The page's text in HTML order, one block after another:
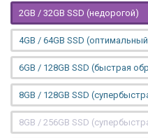
2GB / 32GB SSD (недорогой)
4GB / 64GB SSD
6GB / 128GB SSD (быстрая
8GB / 128GB SSD
8GB / 256GB SSD